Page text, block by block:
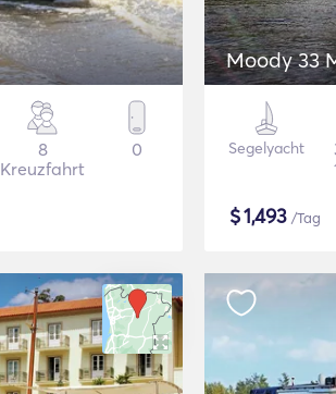
8
Kreuzfahrt
0
Moody 33
Segelyacht
$1,493 /Tag